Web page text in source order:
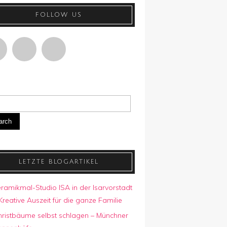
FOLLOW US
LETZTE BLOGARTIKEL
Studio ISA in der Isarvorstadt
Auszeit für die ganze Familie
selbst schlagen – Münchner